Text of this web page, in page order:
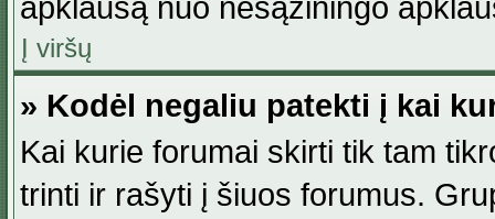
apklausą nuo nesąžiningo
Į viršų
» Kodėl negaliu patekti į kai
Kai kurie forumai skirti tik tam
trinti ir rašyti į šiuos forumus.